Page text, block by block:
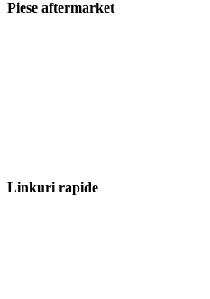
Piese aftermarket
Linkuri rapide